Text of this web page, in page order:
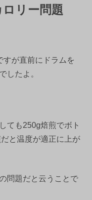
リー問題
すが直前にドラムを
したよ。
ても250g焙煎でボト
と温度が適正に上が
問題だと云うことで